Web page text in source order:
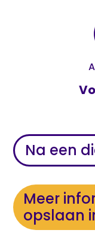
Na een
Meer
opslaan